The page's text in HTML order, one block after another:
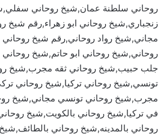
روحاني سلطنة عمان,شيخ روحاني
زنجباري,شيخ روحاني ابو زهراء,رقم شيخ
مجاني,شيخ رواد روحاني,رقم شيخ
روحاني,شيخ روحاني ابو حاتم,شيخ
جلب حبيب,شيخ روحاني ثقه مجرب,شيخ
تونسي,شيخ روحاني تركيا,شيخ روحاني
مجرب,شيخ روحاني تونسي مجاني,شيخ
في تركيا,شيخ روحاني بالكويت,شيخ
روحاني بالمدينه,شيخ روحاني